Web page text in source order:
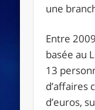
une
Entre
basée au
13
d’affaires
d’euros,